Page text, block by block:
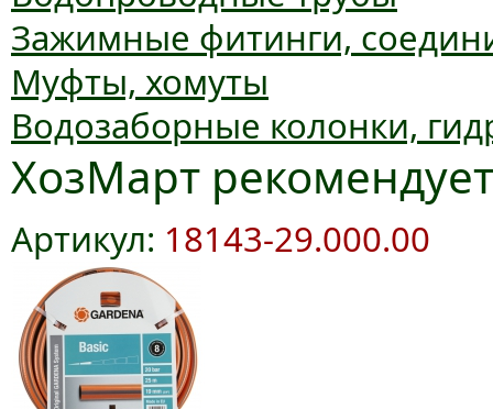
Зажимные фитинги,
Муфты, хомуты
Водозаборные колонки,
ХозМарт рекомендует
Артикул: 18143-29.000.00